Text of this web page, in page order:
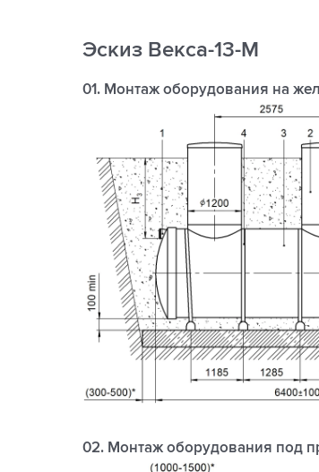
Эскиз Векса-13-М
01. Монтаж оборудования на
02. Монтаж оборудования под